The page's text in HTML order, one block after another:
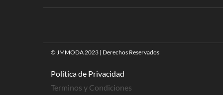
© JMMODA 2023 | Derechos Reservados
Politica de Privacidad
Terminos y Condiciones